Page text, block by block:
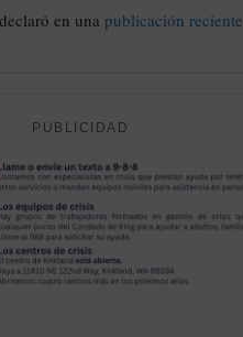
en una publicación reciente
PUBLICIDAD